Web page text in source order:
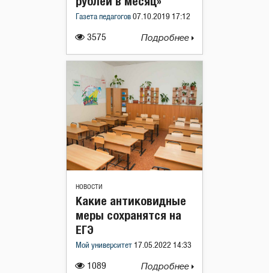
3575
Газета педагогов 07.10.2019 17:12
Подробнее
НОВОСТИ
1089
Какие антиковидные
меры сохранятся на
ЕГЭ
Мой университет 17.05.2022 14:33
Подробнее